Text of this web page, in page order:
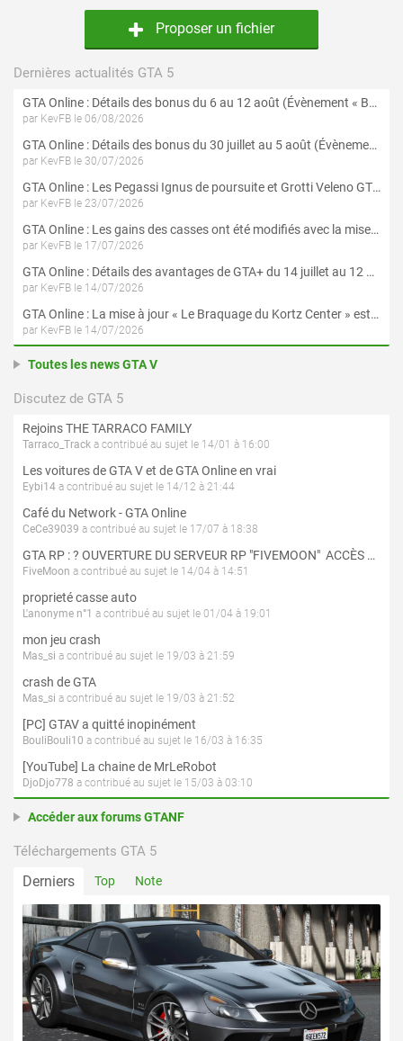
Proposer un fichier
Dernières actualités GTA 5
GTA Online : Détails des bonus du 6 au 12 août (Évènement « Braquages de l'été » - Suite et fin)
par KevFB le 06/08/2026
GTA Online : Détails des bonus du 30 juillet au 5 août (Évènement « Braquages d'été »)
par KevFB le 30/07/2026
GTA Online : Les Pegassi Ignus de poursuite et Grotti Veleno GT sont maintenant disponibles
par KevFB le 23/07/2026
GTA Online : Les gains des casses ont été modifiés avec la mise à jour « Le Braquage du Kortz Center »
par KevFB le 17/07/2026
GTA Online : Détails des avantages de GTA+ du 14 juillet au 12 août
par KevFB le 14/07/2026
GTA Online : La mise à jour « Le Braquage du Kortz Center » est maintenant disponible
par KevFB le 14/07/2026
Toutes les news GTA V
Discutez de GTA 5
Rejoins THE TARRACO FAMILY
Tarraco_Track a contribué au sujet le 14/01 à 16:00
Les voitures de GTA V et de GTA Online en vrai
Eybi14 a contribué au sujet le 14/12 à 21:44
Café du Network - GTA Online
CeCe39039 a contribué au sujet le 17/07 à 18:38
GTA RP : ? OUVERTURE DU SERVEUR RP "FIVEMOON"  ACCÈS LIBRE ?
FiveMoon a contribué au sujet le 14/04 à 14:51
proprieté casse auto
L'anonyme n°1 a contribué au sujet le 01/04 à 19:01
mon jeu crash
Mas_si a contribué au sujet le 19/03 à 21:59
crash de GTA
Mas_si a contribué au sujet le 19/03 à 21:52
[PC] GTAV a quitté inopinément
BouliBouli10 a contribué au sujet le 16/03 à 16:35
[YouTube] La chaine de MrLeRobot
DjoDjo778 a contribué au sujet le 15/03 à 03:10
Accéder aux forums GTANF
Téléchargements GTA 5
Derniers Top Note